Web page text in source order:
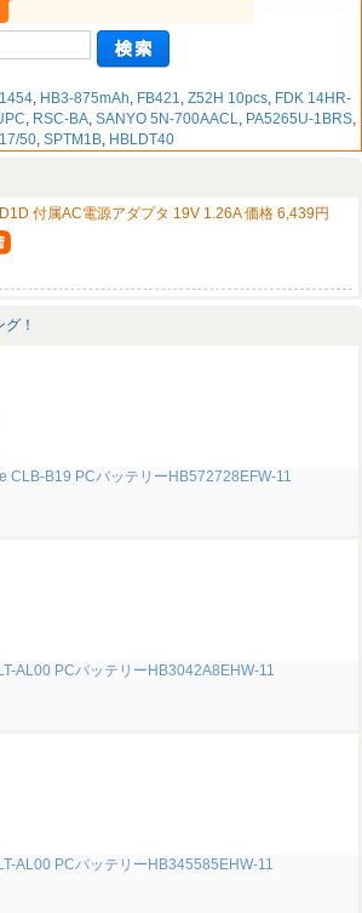
, HB3-875mAh, FB421, Z52H 10pcs, FDK 14HR-
, RSC-BA, SANYO 5N-700AACL, PA5265U-1BRS,
50, SPTM1B, HBLDT40
付属AC電源アダプタ 19V 1.26A 価格 6,439円
！
CLB-B19 PCバッテリーHB572728EFW-11
AL00 PCバッテリーHB3042A8EHW-11
AL00 PCバッテリーHB345585EHW-11